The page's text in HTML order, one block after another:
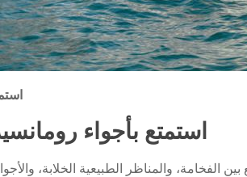
استمتع بأجواء
والمناظر الطبيعية الخلابة،